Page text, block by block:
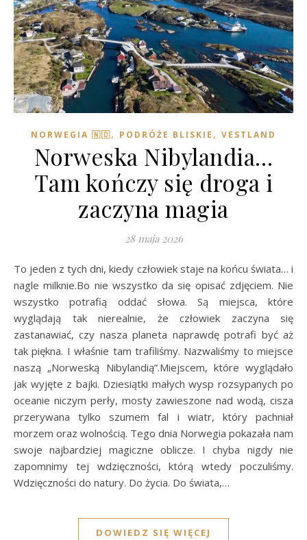
NORWEGIA 🇳🇴, PODRÓŻE BLISKIE , VESTLAND
Norweska Nibylandia…
Tam kończy się droga i
zaczyna magia
28 maja 2026
To jeden z tych dni, kiedy człowiek staje na końcu świata… i
nagle milknie.Bo nie wszystko da się opisać zdjęciem. Nie
wszystko potrafią oddać słowa. Są miejsca, które
wyglądają tak nierealnie, że człowiek zaczyna się
zastanawiać, czy nasza planeta naprawdę potrafi być aż
tak piękna. I właśnie tam trafiliśmy. Nazwaliśmy to miejsce
naszą „Norweską Nibylandią”.Miejscem, które wyglądało
jak wyjęte z bajki. Dziesiątki małych wysp rozsypanych po
oceanie niczym perły, mosty zawieszone nad wodą, cisza
przerywana tylko szumem fal i wiatr, który pachniał
morzem oraz wolnością. Tego dnia Norwegia pokazała nam
swoje najbardziej magiczne oblicze. I chyba nigdy nie
zapomnimy tej wdzięczności, którą wtedy poczuliśmy.
Wdzięczności do natury. Do życia. Do świata,…
DOWIEDZ SIĘ WIĘCEJ